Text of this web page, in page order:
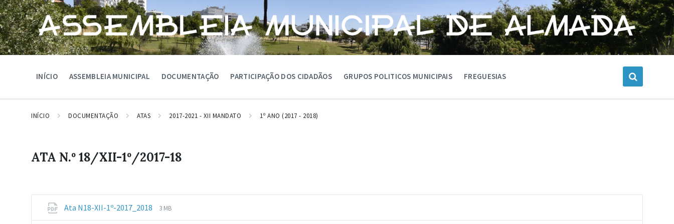
Skip
to
content
Skip
to
main
navigation
Skip
to
footer
INÍCIO ASSEMBLEIA MUNICIPAL DOCUMENTAÇÃO PARTICIPAÇÃO DOS CIDADÃOS GRUPOS POLITICOS MUNICIPAIS FREGUESIAS
INÍCIO DOCUMENTAÇÃO ATAS 2017-2021 - XII MANDATO 1º ANO (2017 - 2018)
ATA N.º 18/XII-1º/2017-18
Ata N18-XII-1º-2017_2018
File
File
3 MB